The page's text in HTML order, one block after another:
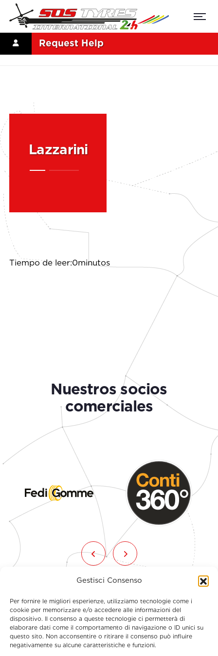
Gestisci Consenso
Per fornire le migliori esperienze, utilizziamo tecnologie come i
cookie per memorizzare e/o accedere alle informazioni del
dispositivo. Il consenso a queste tecnologie ci permetterà di
elaborare dati come il comportamento di navigazione o ID unici su
questo sito. Non acconsentire o ritirare il consenso può influire
negativamente su alcune caratteristiche e funzioni.
Request Help
Lazzarini
Tiempo de leer:0minutos
Nuestros socios
comerciales
Menu